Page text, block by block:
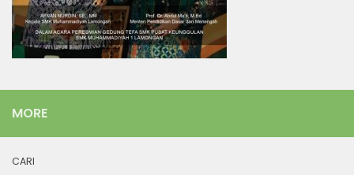
MORE
CARI